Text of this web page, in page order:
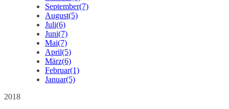
September(7)
August(5)
Juli(6)
Juni(7)
Mai(7)
April(5)
März(6)
Februar(1)
Januar(5)
2018